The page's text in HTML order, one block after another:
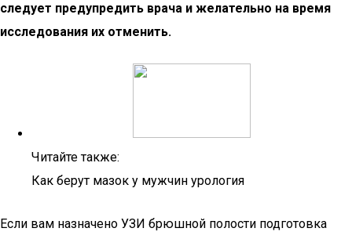
следует предупредить врача и желательно на время
исследования их отменить.
Читайте также:
Как берут мазок у мужчин урология
Если вам назначено УЗИ брюшной полости подготовка